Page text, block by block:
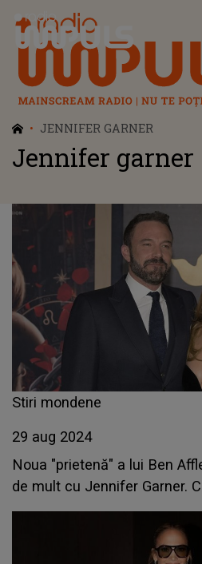
Radio Impuls
JENNIFER GARNER
Jennifer garner
Stiri mondene
29 aug 2024
Noua "prietenă" a lui Ben
de mult cu Jennifer Garner.